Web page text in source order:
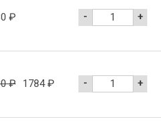
₽ - +
₽ 1784₽ - +